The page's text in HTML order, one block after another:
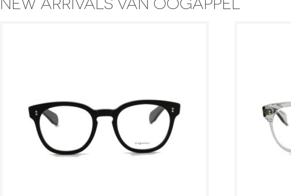
NEW ARRIVALS VAN OOGAPPEL